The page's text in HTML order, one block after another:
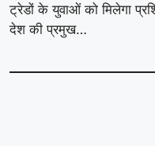
ट्रेडों के युवाओं को मिलेगा
देश की प्रमुख…